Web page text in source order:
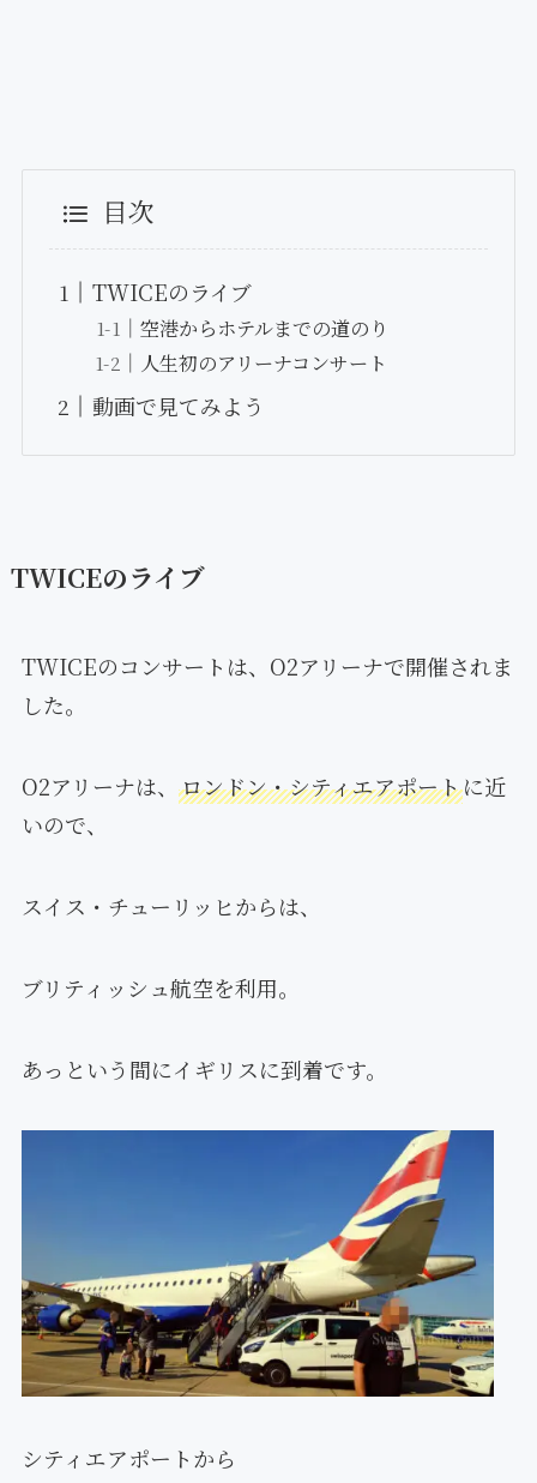
目次
TWICEのライブ
空港からホテルまでの道のり
人生初のアリーナコンサート
動画で見てみよう
TWICEのライブ
TWICEのコンサートは、O2アリーナで開催されま
した。
O2アリーナは、 ロンドン・シティエアポートに近
いので、
スイス・チューリッヒからは、
ブリティッシュ航空を利用。
あっという間にイギリスに到着です。
シティエアポートから